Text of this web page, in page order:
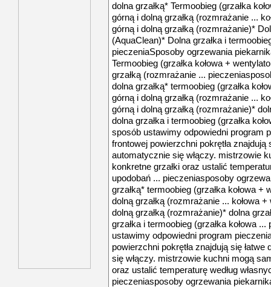
dolna grzałką* Termoobieg (grzałka
górną i dolną grzałką (rozmrażanie ...
górną i dolną grzałką (rozmrażanie)*
(AquaClean)* Dolna grzałka i
pieczeniaSposoby ogrzewania
Termoobieg (grzałka kołowa +
grzałką (rozmrażanie ...
dolna grzałką* termoobieg (grzałka
górną i dolną grzałką (rozmrażanie ...
górną i dolną grzałką (rozmrażanie)*
dolna grzałka i termoobieg (grzałka
sposób ustawimy odpowiedni program
frontowej powierzchni pokrętła znajdują
automatycznie się włączy. mistrzowie
konkretne grzałki oraz ustalić
upodobań ... pieczeniasposoby
grzałką* termoobieg (grzałka kołowa
dolną grzałką (rozmrażanie ... kołowa
dolną grzałką (rozmrażanie)* dolna
grzałka i termoobieg (grzałka kołowa
ustawimy odpowiedni program
powierzchni pokrętła znajdują się
się włączy. mistrzowie kuchni mogą
oraz ustalić temperaturę według
pieczeniasposoby ogrzewania